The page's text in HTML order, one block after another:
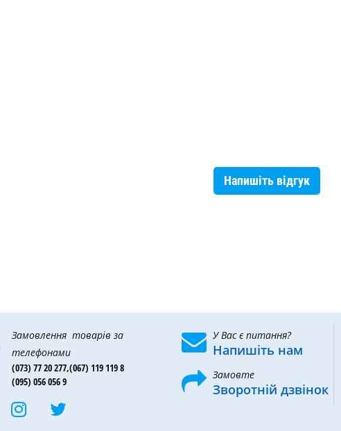
Напишіть відгук
Замовлення товарів за
телефонами
(073) 77 20 277,(067) 119 119 8
(095) 056 056 9
У Вас є питання?
Напишіть нам
Замовте
Зворотній дзвінок